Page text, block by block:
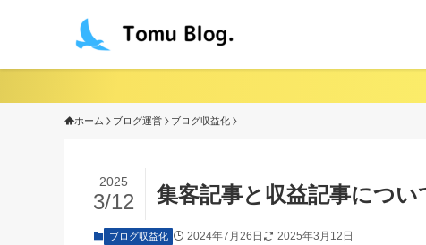
ホーム ブログ運営 ブログ収益化
集客記事と収益記事につ
2025
3/12
ブログ収益化 2024年7月26日 2025年3月12日